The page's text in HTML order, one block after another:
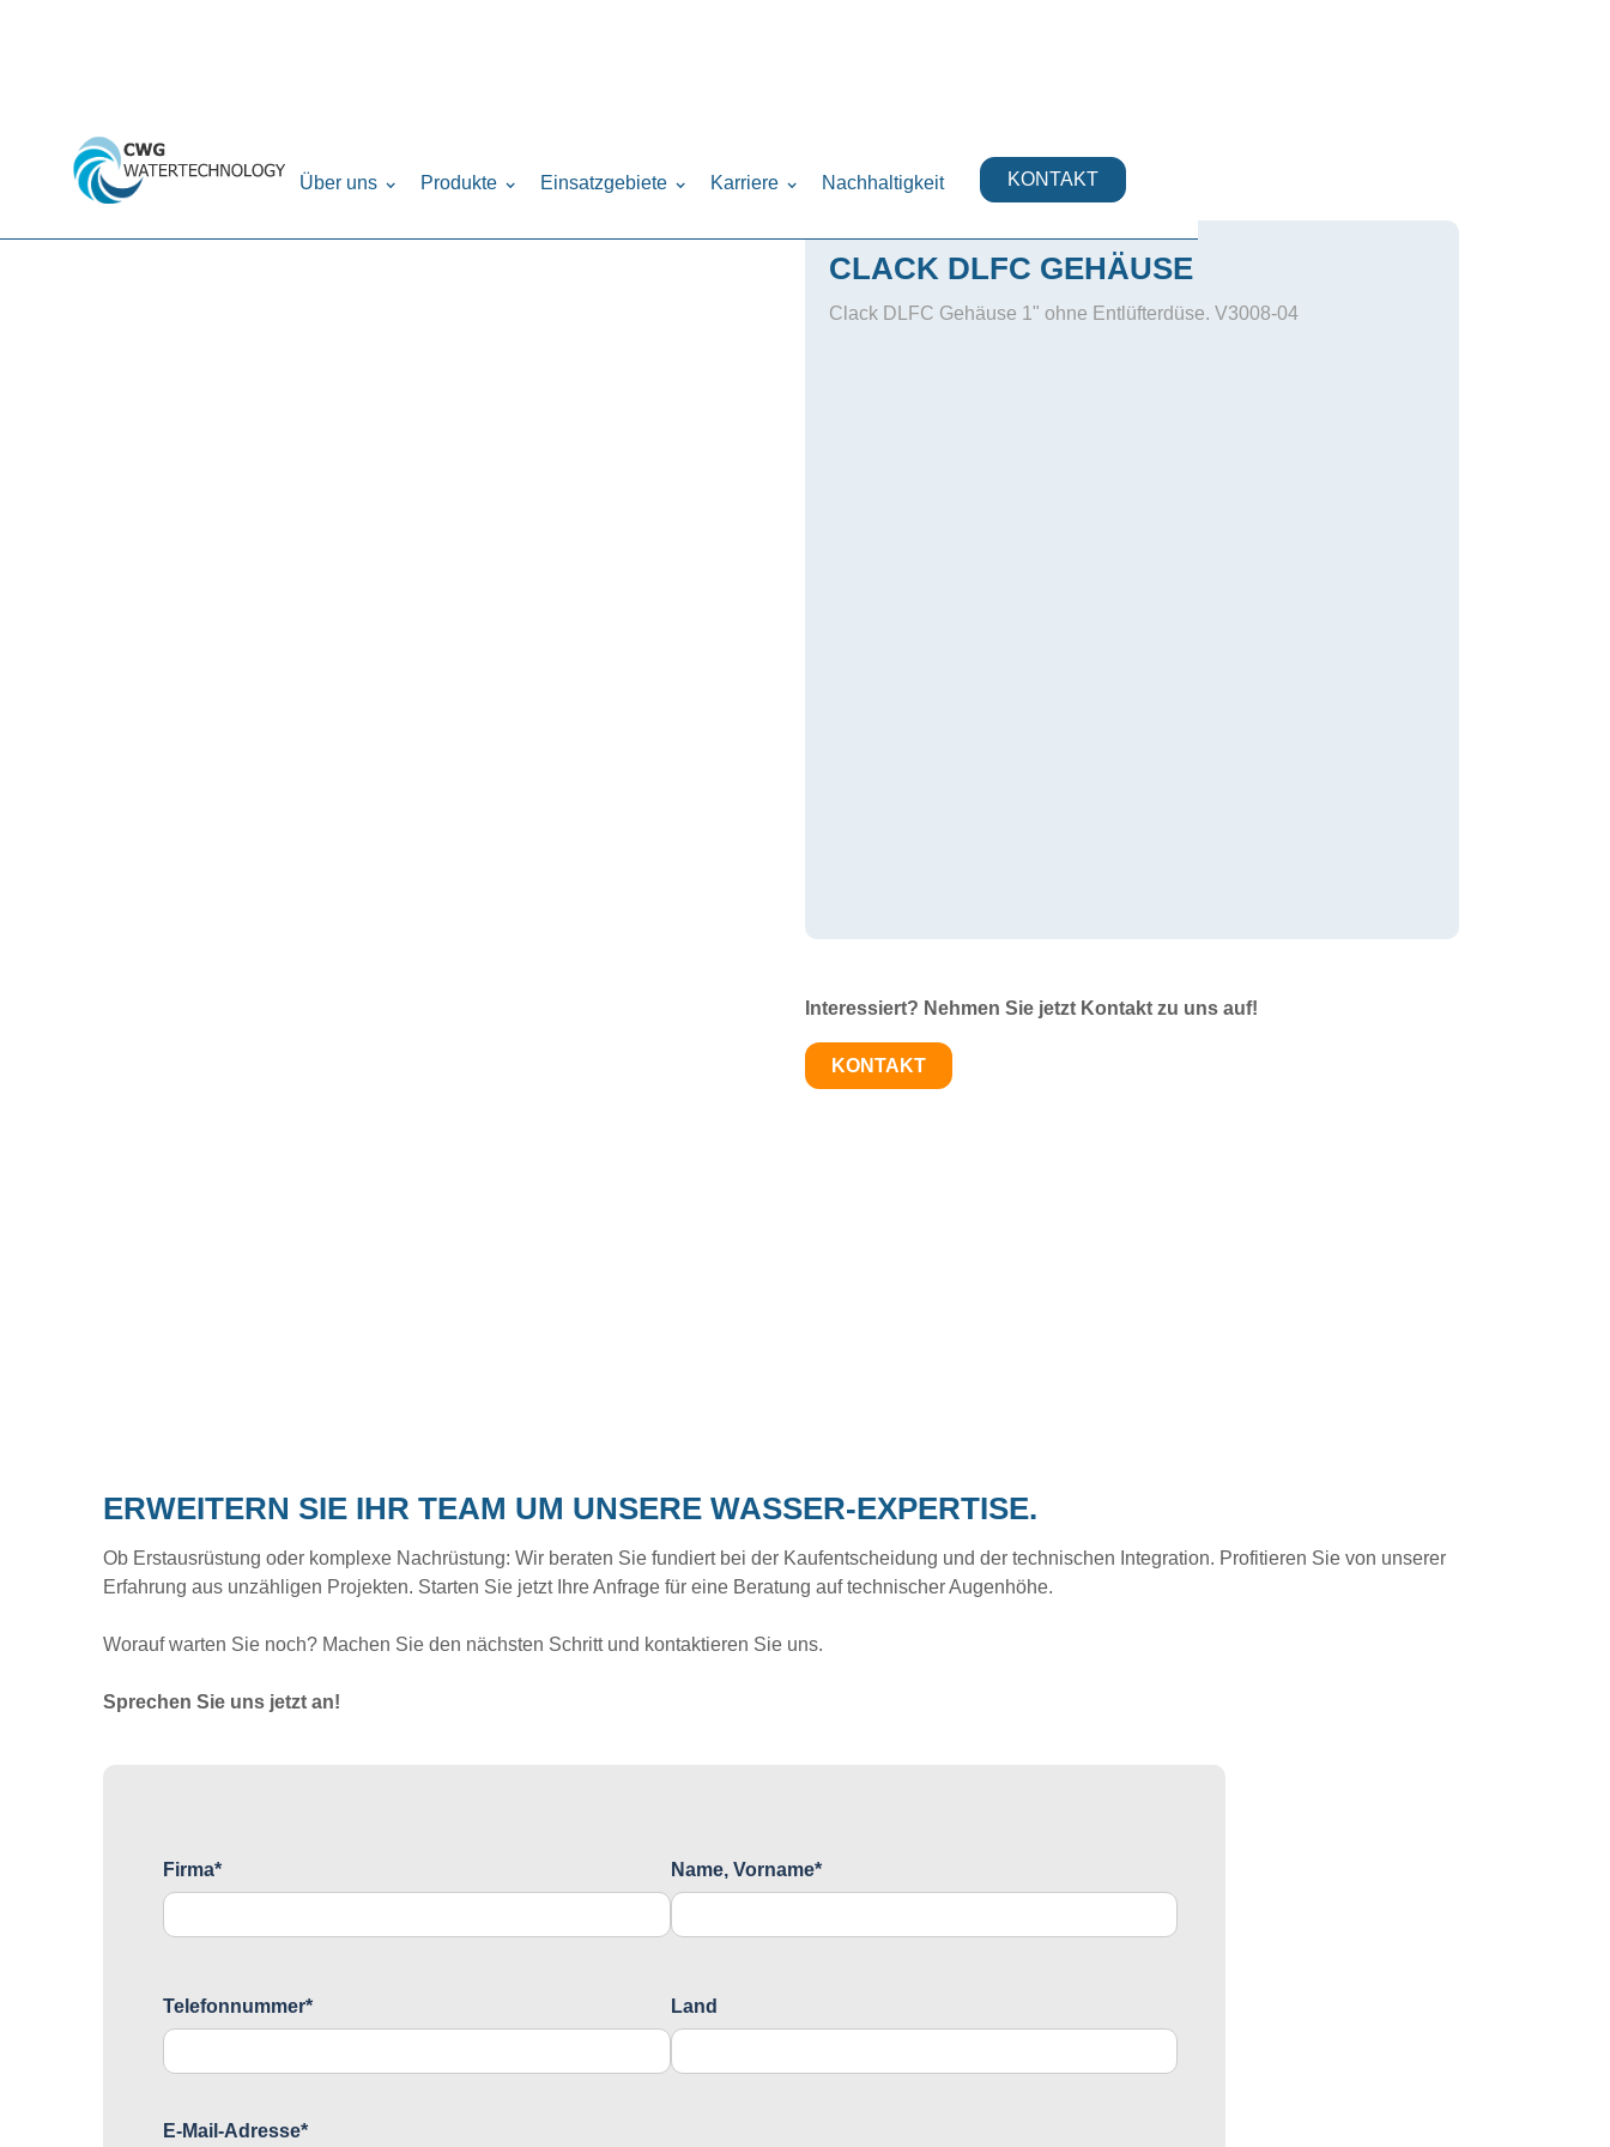
Über uns Produkte Einsatzgebiete Karriere Nachhaltigkeit KONTAKT
Home
CLACK DLFC GEHÄUSE
Clack DLFC Gehäuse 1" ohne Entlüfterdüse. V3008-04
Interessiert? Nehmen Sie jetzt Kontakt zu uns auf!
KONTAKT
ERWEITERN SIE IHR TEAM UM UNSERE WASSER-EXPERTISE.
Ob Erstausrüstung oder komplexe Nachrüstung: Wir beraten Sie fundiert bei der Kaufentscheidung und der technischen Integration. Profitieren Sie von unserer
Erfahrung aus unzähligen Projekten. Starten Sie jetzt Ihre Anfrage für eine Beratung auf technischer Augenhöhe.
Worauf warten Sie noch? Machen Sie den nächsten Schritt und kontaktieren Sie uns.
Sprechen Sie uns jetzt an!
Firma* Name, Vorname*
Telefonnummer* Land
E-Mail-Adresse*